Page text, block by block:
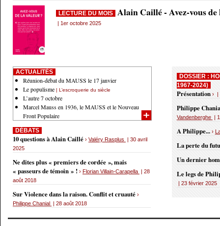
LECTURE DU MOIS Alain Caillé - Avez-vous
| 1er octobre 2025
DOSSIER :
1967-2024)
Présentation › |
Philippe
Vandenberghe |
A Philippe... ›
La perte du
Un dernier
Le legs de
| 23 février 2025
ACTUALITÉS
Réunion-débat du MAUSS le 17 janvier
Le populisme | L’escroquerie du siècle
L’autre 7 octobre
Marcel Mauss en 1936, le MAUSS et le Nouveau
Front Populaire
DÉBATS
10 questions à Alain Caillé › Valéry Rasplus
| 30 avril
2025
Ne dites plus « premiers de cordée », mais
« passeurs de témoin » ! › Florian Villain-Carapella | 28
août 2018
Sur Violence dans la raison. Conflit et cruauté ›
Philippe Chanial | 28 août 2018